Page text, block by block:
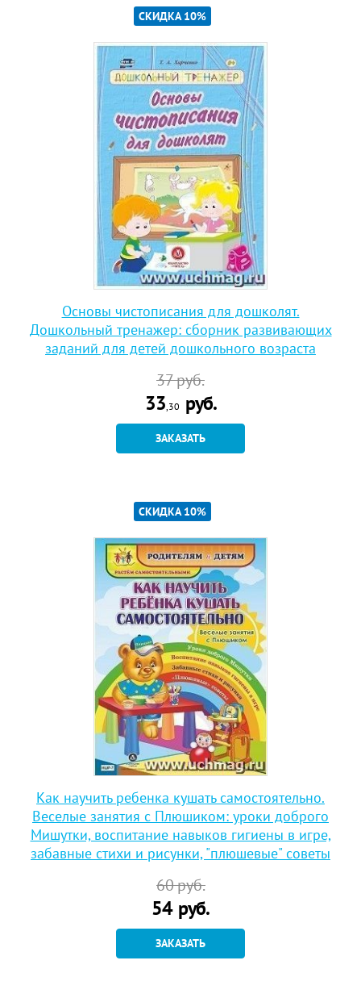
СКИДКА 10%
Основы чистописания для дошколят.
Дошкольный тренажер: сборник развивающих
заданий для детей дошкольного возраста
37руб.
33,30 руб.
ЗАКАЗАТЬ
СКИДКА 10%
Как научить ребенка кушать самостоятельно.
Веселые занятия с Плюшиком: уроки доброго
Мишутки, воспитание навыков гигиены в игре,
забавные стихи и рисунки, "плюшевые" советы
60руб.
54руб.
ЗАКАЗАТЬ